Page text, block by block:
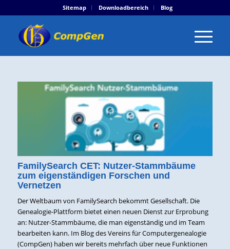
Sitemap Downloadbereich Blog
FamilySearch CET: Nutzer-Stammbäume
zum eigenständigen Forschen und
Vernetzen
Der Weltbaum von FamilySearch bekommt Gesellschaft. Die
Genealogie-Plattform bietet einen neuen Dienst zur Erprobung
an: Nutzer-Stammbäume, die man eigenständig und im Team
bearbeiten kann. Im Blog des Vereins für Computergenealogie
(CompGen) haben wir bereits mehrfach über neue Funktionen